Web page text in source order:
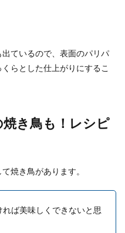
ているので、表面のパリパ
らとした仕上がりにするこ
き鳥も！レシピ
焼き鳥があります。
ば美味しくできないと思